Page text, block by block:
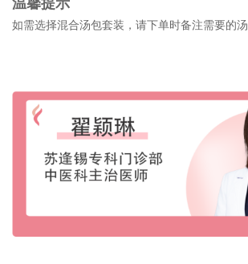
温馨提示
如需选择混合汤包套装，请下单时备注需要的汤